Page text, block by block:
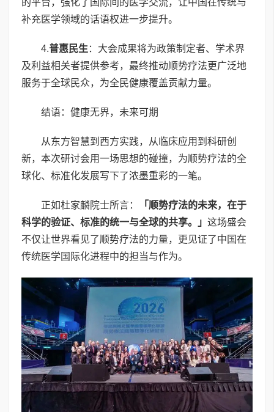
的平台，强化了国际间的医学交流，让中国在传统与
补充医学领域的话语权进一步提升。
4.普惠民生 ：大会成果将为政策制定者、学术界
及利益相关者提供参考，最终推动顺势疗法更广泛地
服务于全球民众，为全民健康覆盖贡献力量。
结语：健康无界，未来可期
从东方智慧到西方实践，从临床应用到科研创
新，本次研讨会用一场思想的碰撞，为顺势疗法的全
球化、标准化发展写下了浓墨重彩的一笔。
正如杜家麟院士所言：
「顺势疗法的未来，在于
科学的验证、标准的统一与全球的共享。」 这场盛会
不仅让世界看见了顺势疗法的力量，更见证了中国在
传统医学国际化进程中的担当与作为。